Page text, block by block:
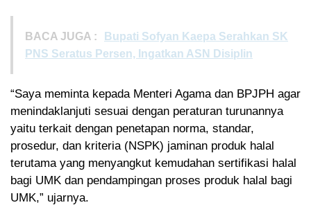
BACA JUGA :
Bupati Sofyan Kaepa Serahkan SK
PNS Seratus Persen, Ingatkan ASN Disiplin
“Saya meminta kepada Menteri Agama dan BPJPH agar
menindaklanjuti sesuai dengan peraturan turunannya
yaitu terkait dengan penetapan norma, standar,
prosedur, dan kriteria (NSPK) jaminan produk halal
terutama yang menyangkut kemudahan sertifikasi halal
bagi UMK dan pendampingan proses produk halal bagi
UMK,” ujarnya.